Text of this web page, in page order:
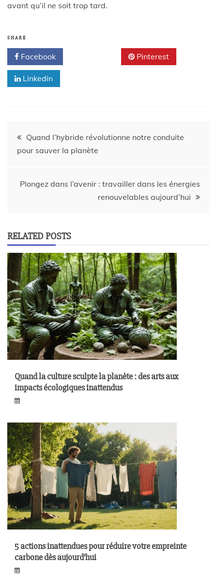
avant qu’il ne soit trop tard.
SHARE
Facebook Pinterest
Linkedin
Quand l’hybride révolutionne notre conduite
pour sauver la planète
Plongez dans l’avenir : travailler dans les énergies
renouvelables aujourd’hui
RELATED POSTS
Quand la culture sculpte la planète : des arts aux
impacts écologiques inattendus
5 actions inattendues pour réduire votre empreinte
carbone dès aujourd’hui